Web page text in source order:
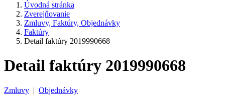
Úvodná stránka
Zverejňovanie
Zmluvy, Faktúry, Objednávky
Faktúry
Detail faktúry 2019990668
Detail faktúry 2019990668
Zmluvy | Objednávky